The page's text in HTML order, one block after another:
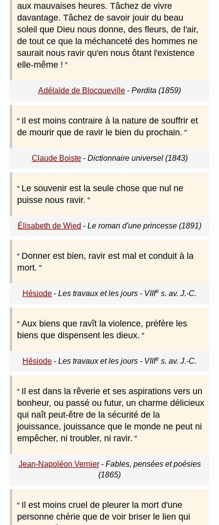
aux mauvaises heures. Tâchez de vivre
davantage. Tâchez de savoir jouir du beau
soleil que Dieu nous donne, des fleurs, de l'air,
de tout ce que la méchanceté des hommes ne
saurait nous ravir qu'en nous ôtant l'existence
elle-même !
Adélaïde de Blocqueville - Perdita (1859)
Il est moins contraire à la nature de souffrir et
de mourir que de ravir le bien du prochain.
Claude Boiste- Dictionnaire universel (1843)
Le souvenir est la seule chose que nul ne
puisse nous ravir.
Élisabeth de Wied - Le roman d'une princesse (1891)
Donner est bien, ravir est mal et conduit à la
mort.
Hésiode - Les travaux et les jours - VIIIe s. av. J.-C.
Aux biens que ravît la violence, préfère les
biens que dispensent les dieux.
Hésiode - Les travaux et les jours - VIIIe s. av. J.-C.
Il est dans la rêverie et ses aspirations vers un
bonheur, ou passé ou futur, un charme délicieux
qui naît peut-être de la sécurité de la
jouissance, jouissance que le monde ne peut ni
empêcher, ni troubler, ni ravir.
Jean-Napoléon Vernier- Fables, pensées et poésies
(1865)
Il est moins cruel de pleurer la mort d'une
personne chérie que de voir briser le lien qui